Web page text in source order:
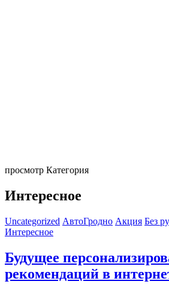
просмотр Категория
Интересное
Uncategorized АвтоГродно Акция Без
Интересное
Будущее
рекомендаций в